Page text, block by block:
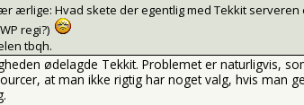
ærlige: Hvad skete der egentlig med Tekkit
regi?)
tbqh.
ødelagde Tekkit. Problemet er naturligvis,
at man ikke rigtig har noget valg, hvis man